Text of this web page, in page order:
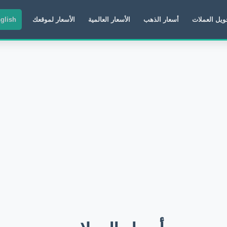
العملات أسعار الذهب الأسعار العالمية الأسعار لموقعك